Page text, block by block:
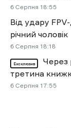
6 Cерпня 18:55
Від удару
річний чоловік
6 Cерпня 18:18
Ексклюзив
Через
третина
6 Cерпня 17:55